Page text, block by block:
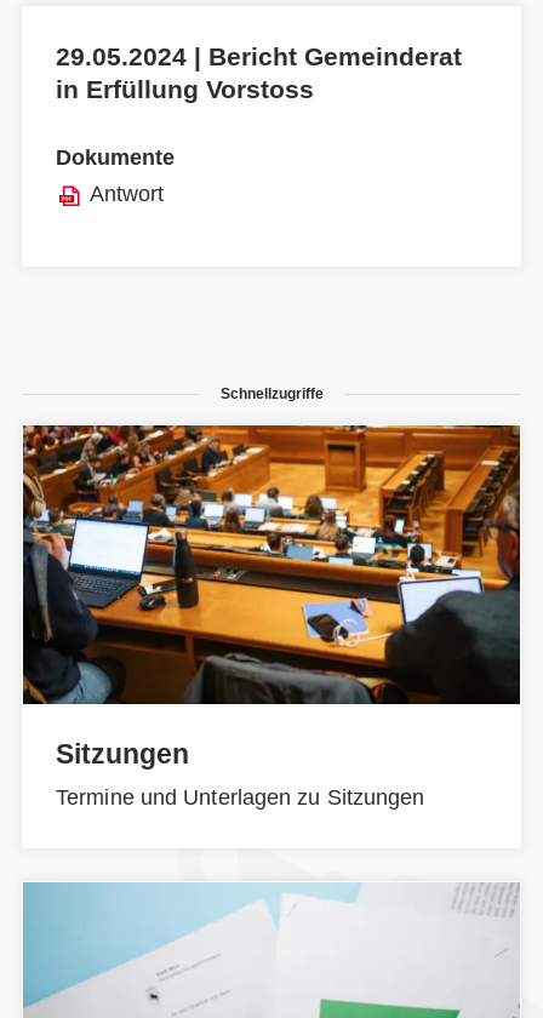
29.05.2024 | Bericht Gemeinderat
in Erfüllung Vorstoss
Dokumente
Antwort
Schnellzugriffe
Sitzungen
Termine und Unterlagen zu Sitzungen